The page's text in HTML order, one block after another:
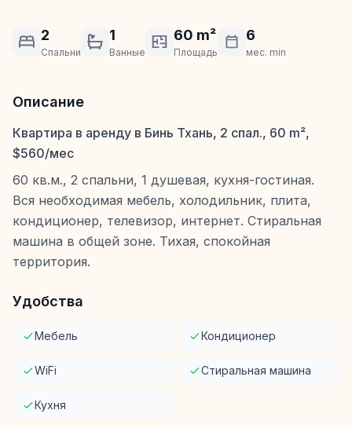
2
Спальни
1
Ванные
60 m²
Площадь
6
мес. min
Описание
Квартира в аренду в Бинь Тхань, 2 спал., 60 m²,
$560/мес
60 кв.м., 2 спальни, 1 душевая, кухня-гостиная.
Вся необходимая мебель, холодильник, плита,
кондиционер, телевизор, интернет. Стиральная
машина в общей зоне. Тихая, спокойная
территория.
Удобства
Мебель Кондиционер
WiFi Стиральная машина
Кухня